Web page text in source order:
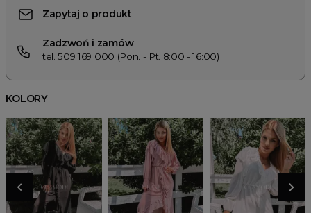
Zapytaj o produkt
Zadzwoń i zamów
tel. 509 169 000 (Pon. - Pt. 8:00 - 16:00)
KOLORY